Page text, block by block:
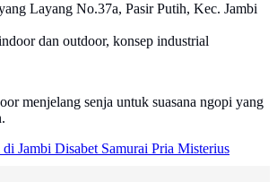
Layang No.37a, Pasir Putih, Kec. Jambi
dan outdoor, konsep industrial
menjelang senja untuk suasana ngopi yang
Jambi Disabet Samurai Pria Misterius